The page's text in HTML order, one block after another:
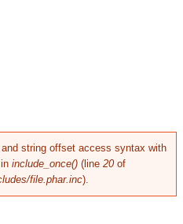
and string offset access syntax with
include_once() (line 20 of
file.phar.inc).